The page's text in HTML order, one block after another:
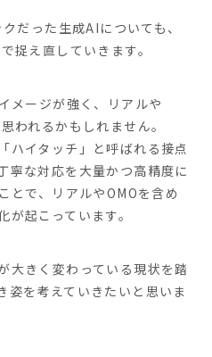
だった生成AIについても、
捉え直していきます。
メージが強く、リアルや
われるかもしれません。
ハイタッチ」と呼ばれる接点
寧な対応を大量かつ高精度に
とで、リアルやOMOを含め
起こっています。
大きく変わっている現状を踏
姿を考えていきたいと思いま